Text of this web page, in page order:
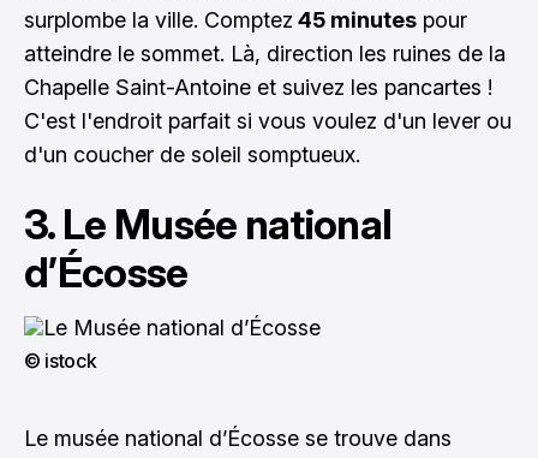
surplombe la ville. Comptez 45 minutes pour
atteindre le sommet. Là, direction les ruines de la
Chapelle Saint-Antoine et suivez les pancartes !
C'est l'endroit parfait si vous voulez d'un lever ou
d'un coucher de soleil somptueux.
3. Le Musée national
d’Écosse
© istock
Le musée national d’Écosse se trouve dans